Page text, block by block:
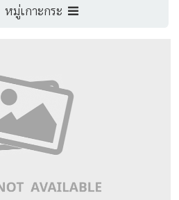
หมู่เกาะกระ